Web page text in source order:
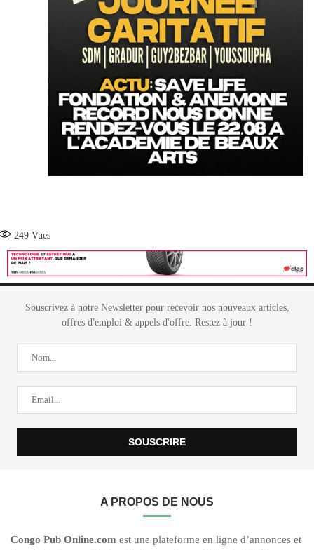
249 Vues
Souscrivez à notre Newsletter pour recevoir nos nouveaux articles,
offres d'emploi & appels d'offre. Restez à jour !
A PROPOS DE NOUS
Congo Pub Online.com est une plateforme en ligne d’annonces et